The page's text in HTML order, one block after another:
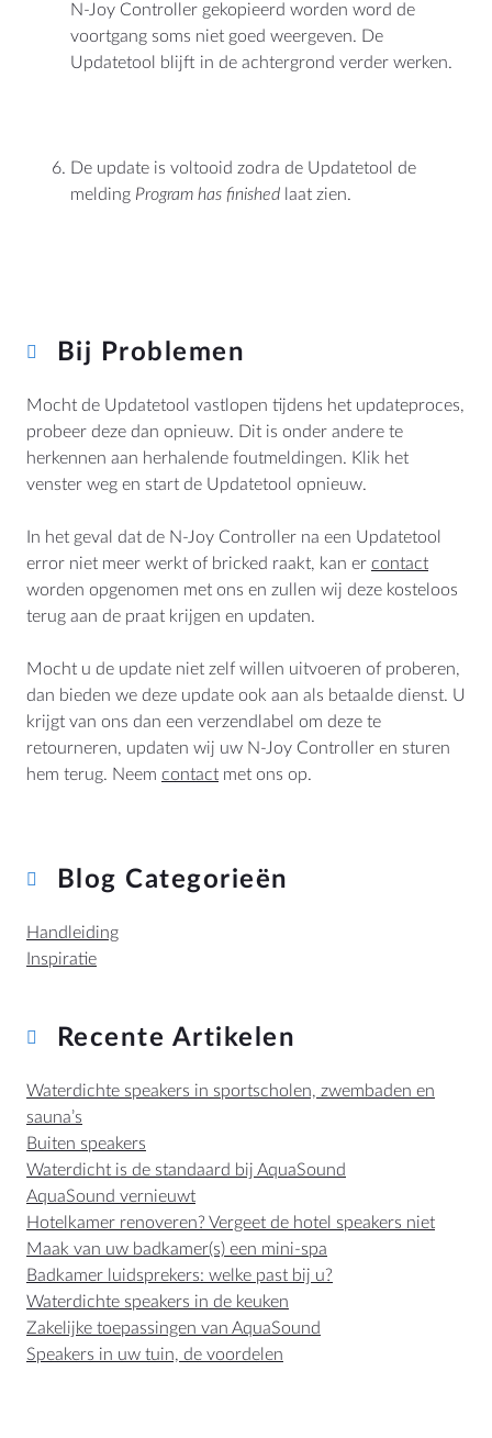
N-Joy Controller gekopieerd worden word de
voortgang soms niet goed weergeven. De
Updatetool blijft in de achtergrond verder werken.
De update is voltooid zodra de Updatetool de
melding Program has finished laat zien.
Bij Problemen
Mocht de Updatetool vastlopen tijdens het updateproces,
probeer deze dan opnieuw. Dit is onder andere te
herkennen aan herhalende foutmeldingen. Klik het
venster weg en start de Updatetool opnieuw.
In het geval dat de N-Joy Controller na een Updatetool
error niet meer werkt of bricked raakt, kan er contact
worden opgenomen met ons en zullen wij deze kosteloos
terug aan de praat krijgen en updaten.
Mocht u de update niet zelf willen uitvoeren of proberen,
dan bieden we deze update ook aan als betaalde dienst. U
krijgt van ons dan een verzendlabel om deze te
retourneren, updaten wij uw N-Joy Controller en sturen
hem terug. Neem contact met ons op.
Blog Categorieën
Handleiding
Inspiratie
Recente Artikelen
Waterdichte speakers in sportscholen, zwembaden en
sauna’s
Buiten speakers
Waterdicht is de standaard bij AquaSound
AquaSound vernieuwt
Hotelkamer renoveren? Vergeet de hotel speakers niet
Maak van uw badkamer(s) een mini-spa
Badkamer luidsprekers: welke past bij u?
Waterdichte speakers in de keuken
Zakelijke toepassingen van AquaSound
Speakers in uw tuin, de voordelen